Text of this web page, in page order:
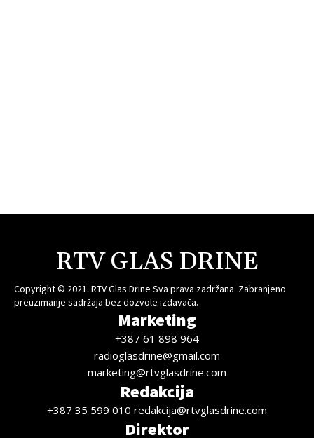
RTV GLAS DRINE
Copyright © 2021. RTV Glas Drine Sva prava zadržana. Zabranjeno
preuzimanje sadržaja bez dozvole izdavača.
Marketing
+387 61 898 964
radioglasdrine@gmail.com
marketing@rtvglasdrine.com
Redakcija
+387 35 599 010 redakcija@rtvglasdrine.com
Direktor